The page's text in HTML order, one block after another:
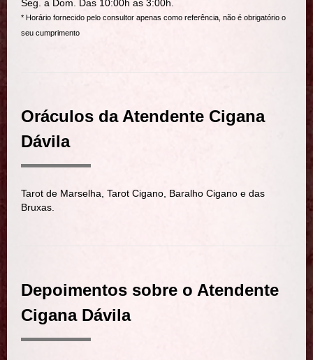
Seg. a Dom. Das 10:00h as 3:00h.
* Horário fornecido pelo consultor apenas como referência, não é obrigatório o
seu cumprimento
Oráculos da Atendente Cigana
Dávila
Tarot de Marselha, Tarot Cigano, Baralho Cigano e das
Bruxas.
Depoimentos sobre o Atendente
Cigana Dávila